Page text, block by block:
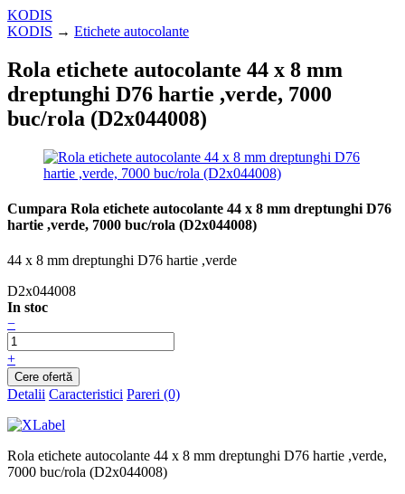
KODIS
KODIS → Etichete autocolante
Rola etichete autocolante 44 x 8 mm
dreptunghi D76 hartie ,verde, 7000
buc/rola (D2x044008)
Cumpara Rola etichete autocolante 44 x 8 mm dreptunghi D76
hartie ,verde, 7000 buc/rola (D2x044008)
44 x 8 mm dreptunghi D76 hartie ,verde
D2x044008
In stoc
−
+
Detalii Caracteristici Pareri (0)
Rola etichete autocolante 44 x 8 mm dreptunghi D76 hartie ,verde,
7000 buc/rola (D2x044008)